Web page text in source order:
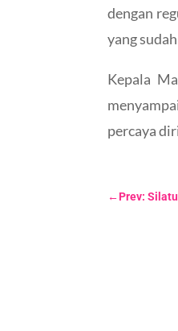
dengan
yang
Kepala
percaya
←Prev: